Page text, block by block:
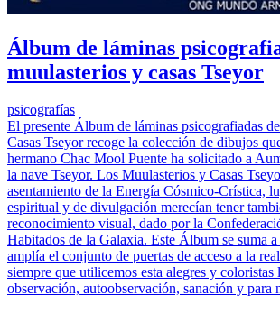
Álbum de láminas
muulasterios y casas Tseyor
psicografías
El presente Álbum de láminas psicografiadas
Casas Tseyor recoge la colección de dibujos
hermano Chac Mool Puente ha solicitado a
la nave Tseyor. Los Muulasterios y Casas
asentamiento de la Energía Cósmico-Crística,
espiritual y de divulgación merecían tener
reconocimiento visual, dado por la
Habitados de la Galaxia. Este Álbum se suma
amplía el conjunto de puertas de acceso a la
siempre que utilicemos esta alegres y coloristas
observación, autoobservación, sanación y para